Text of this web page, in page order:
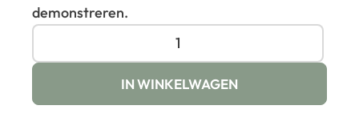
demonstreren.
IN WINKELWAGEN